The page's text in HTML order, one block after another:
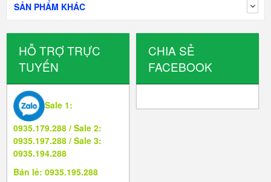
SẢN PHẨM KHÁC
HỖ TRỢ TRỰC
TUYẾN
Sale 1:
0935.179.288 / Sale 2:
0935.197.288 / Sale 3:
0935.194.288
Bán lẻ: 0935.195.288
CHIA SẺ
FACEBOOK